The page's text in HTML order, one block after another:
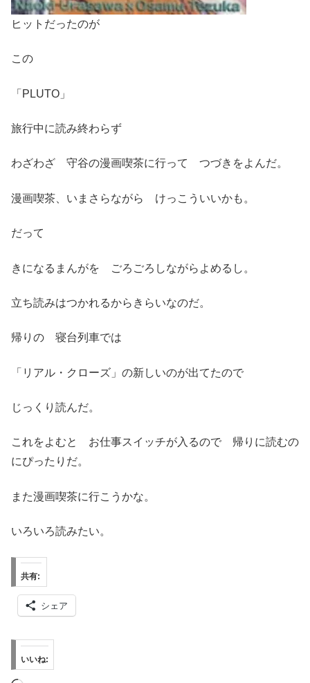
ヒットだったのが
この
「PLUTO」
旅行中に読み終わらず
わざわざ 守谷の漫画喫茶に行って つづきをよんだ。
漫画喫茶、いまさらながら けっこういいかも。
だって
きになるまんがを ごろごろしながらよめるし。
立ち読みはつかれるからきらいなのだ。
帰りの 寝台列車では
「リアル・クローズ」の新しいのが出てたので
じっくり読んだ。
これをよむと お仕事スイッチが入るので 帰りに読むの
にぴったりだ。
また漫画喫茶に行こうかな。
いろいろ読みたい。
共有:
シェア
いいね: